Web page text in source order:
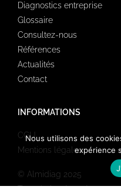
Diagnostics entreprise
Glossaire
Consultez-nous
Références
Actualités
Contact
INFORMATIONS
CGU
Mentions légales
© Almidiag 2025
Tous droits réservés
Nous utilisons des
expérience